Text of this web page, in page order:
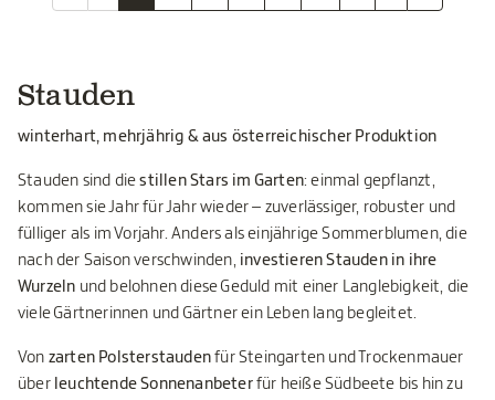
Stauden
winterhart, mehrjährig & aus österreichischer Produktion
Stauden sind diestillen Stars im Garten: einmal gepflanzt,
kommen sie Jahr für Jahr wieder – zuverlässiger, robuster und
fülliger als im Vorjahr. Anders als einjährige Sommerblumen, die
nach der Saison verschwinden, investieren Stauden in ihre
Wurzeln und belohnen diese Geduld mit einer Langlebigkeit, die
viele Gärtnerinnen und Gärtner ein Leben lang begleitet.
Von zarten Polsterstaudenfür Steingarten und Trockenmauer
über leuchtende Sonnenanbeterfür heiße Südbeete bis hin zu